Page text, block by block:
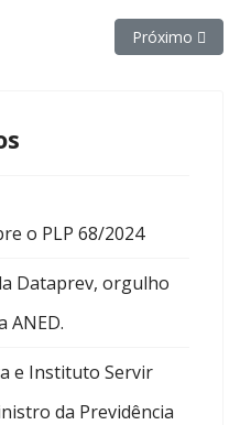
solidariedade aos brasileiros
Próximo
Próximo
o PLP 68/2024
Dataprev, orgulho
ANED.
e Instituto Servir
da Previdência